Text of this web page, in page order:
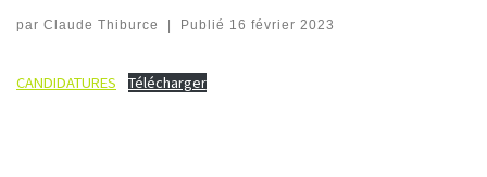
par Claude Thiburce | Publié 16 février 2023
CANDIDATURES Télécharger